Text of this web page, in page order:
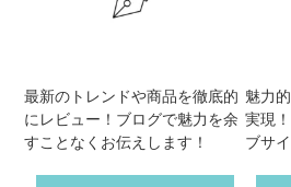
最新のトレンドや商品を徹底的
にレビュー！ブログで魅力を余
すことなくお伝えします！
魅力
実現
ブサ